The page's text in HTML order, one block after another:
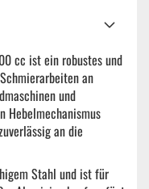
cc ist ein robustes und
an
und
Hebelmechanismus
an die
Stahl und ist für